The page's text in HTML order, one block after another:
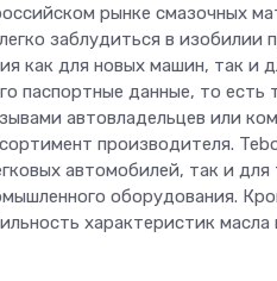
рынке смазочных
заблудиться в изобилии
как для новых машин, так и
паспортные данные, то есть
автовладельцев или
производителя.
автомобилей, так и для
оборудования.
характеристик масла